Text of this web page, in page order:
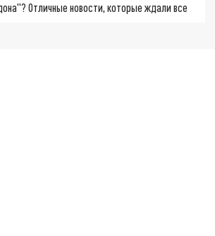
Отличные новости, которые ждали все